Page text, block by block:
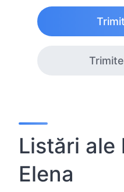
Listări ale
Elena